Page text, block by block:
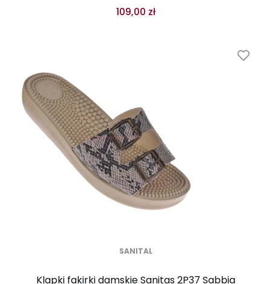
109,00 zł
SANITAL
Klapki fakirki damskie Sanitas 2P37 Sabbia